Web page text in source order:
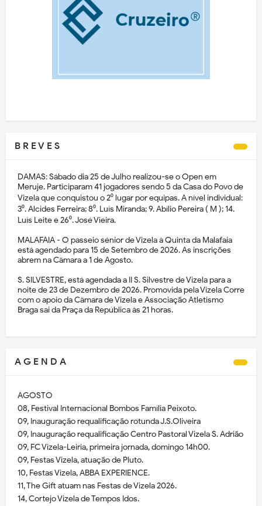
B R E V E S
DAMAS: Sábado dia 25 de Julho realizou-se o Open em
Meruje. Participaram 41 jogadores sendo 5 da Casa do Povo de
Vizela que conquistou o 2⁰ lugar por equipas. A nível individual:
3⁰. Alcides Ferreira; 8⁰. Luís Miranda; 9. Abílio Pereira ( M ); 14.
Luís Leite e 26⁰. José Vieira.
MALAFAIA - O passeio sénior de Vizela à Quinta da Malafaia
está agendado para 15 de Setembro de 2026. As inscrições
abrem na Câmara a 1 de Agosto.
S. SILVESTRE, está agendada a II S. Silvestre de Vizela para a
noite de 23 de Dezembro de 2026. Promovida pela Vizela Corre
com o apoio da Câmara de Vizela e Associação Atletismo
Braga sai da Praça da República às 21 horas.
A G E N D A
AGOSTO
08, Festival Internacional Bombos Família Peixoto.
09, Inauguração requalificação rotunda J.S.Oliveira
09, Inauguração requalificação Centro Pastoral Vizela S. Adrião
09, FC Vizela-Leiria, primeira jornada, domingo 14h00.
09, Festas Vizela, atuação de Pluto.
10, Festas Vizela, ABBA EXPERIENCE.
11, The Gift atuam nas Festas de Vizela 2026.
14, Cortejo Vizela de Tempos Idos.